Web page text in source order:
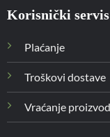
Korisnički servis
Plaćanje
Troškovi dostave
Vraćanje